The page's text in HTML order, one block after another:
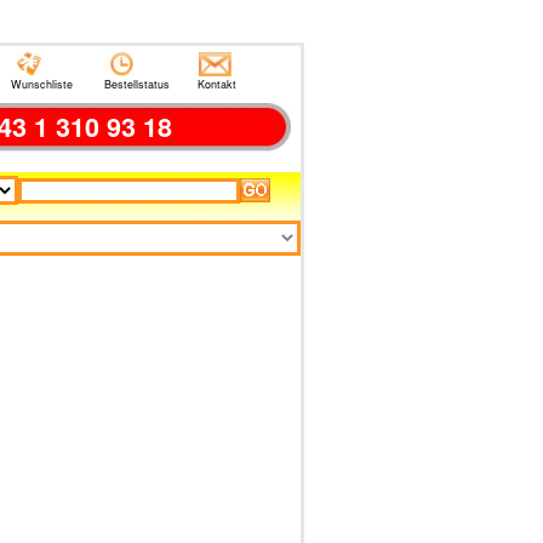
Wunschliste Bestellstatus Kontakt
1 310 93 18